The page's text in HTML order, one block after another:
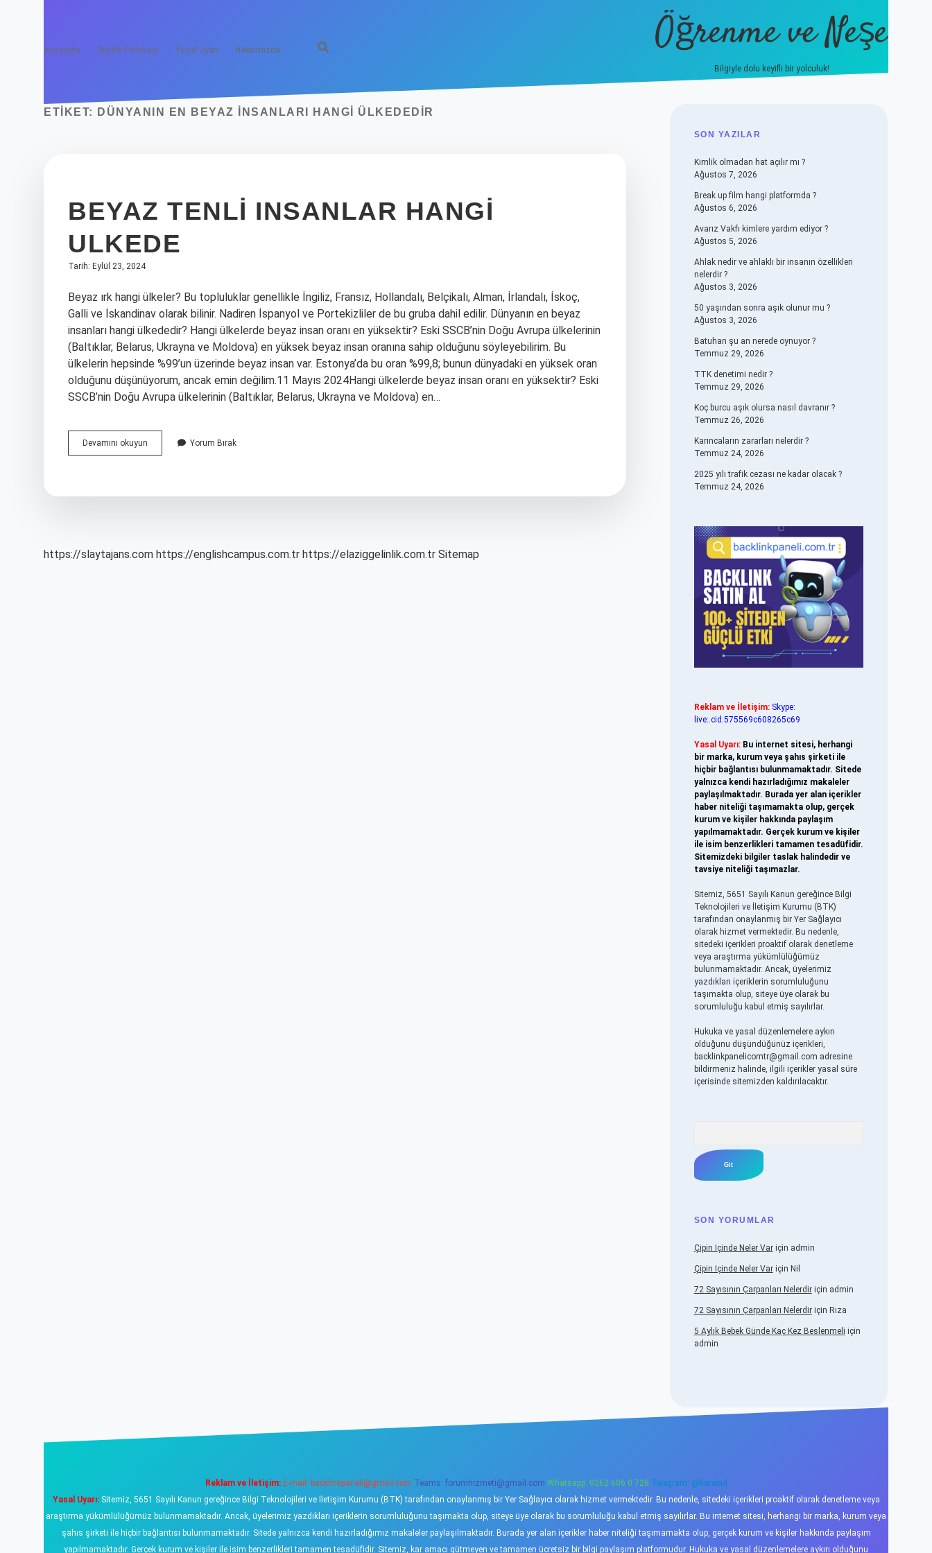
Anasayfa Gizlilik Politikası Yasal Uyarı Hakkımızda Öğrenme ve Neşe
Bilgiyle dolu keyifli bir yolculuk!
ETIKET: DÜNYANIN EN BEYAZ INSANLARI HANGI ÜLKEDEDIR
BEYAZ TENLI INSANLAR HANGI
ULKEDE
Tarih: Eylül 23, 2024
Beyaz ırk hangi ülkeler? Bu topluluklar genellikle İngiliz, Fransız, Hollandalı, Belçikalı, Alman, İrlandalı, İskoç,
Galli ve İskandinav olarak bilinir. Nadiren İspanyol ve Portekizliler de bu gruba dahil edilir. Dünyanın en beyaz
insanları hangi ülkededir? Hangi ülkelerde beyaz insan oranı en yüksektir? Eski SSCB’nin Doğu Avrupa ülkelerinin
(Baltıklar, Belarus, Ukrayna ve Moldova) en yüksek beyaz insan oranına sahip olduğunu söyleyebilirim. Bu
ülkelerin hepsinde %99’un üzerinde beyaz insan var. Estonya’da bu oran %99,8; bunun dünyadaki en yüksek oran
olduğunu düşünüyorum, ancak emin değilim.11 Mayıs 2024Hangi ülkelerde beyaz insan oranı en yüksektir? Eski
SSCB’nin Doğu Avrupa ülkelerinin (Baltıklar, Belarus, Ukrayna ve Moldova) en…
Devamını okuyun
Tenli
Yorum Bırak
https://slaytajans.com https://englishcampus.com.tr https://elaziggelinlik.com.tr Sitemap
SIDEBAR
SON YAZILAR
Kimlik olmadan hat açılır mı ?
Ağustos 7, 2026
Break up film hangi platformda ?
Ağustos 6, 2026
Avarız Vakfı kimlere yardım ediyor ?
Ağustos 5, 2026
Ahlak nedir ve ahlaklı bir insanın özellikleri
nelerdir ?
Ağustos 3, 2026
50 yaşından sonra aşık olunur mu ?
Ağustos 3, 2026
Batuhan şu an nerede oynuyor ?
Temmuz 29, 2026
TTK denetimi nedir ?
Temmuz 29, 2026
Koç burcu aşık olursa nasıl davranır ?
Temmuz 26, 2026
Karıncaların zararları nelerdir ?
Temmuz 24, 2026
2025 yılı trafik cezası ne kadar olacak ?
Temmuz 24, 2026
Reklam ve İletişim: Skype:
live:.cid.575569c608265c69
Yasal Uyarı: Bu internet sitesi, herhangi
bir marka, kurum veya şahıs şirketi ile
hiçbir bağlantısı bulunmamaktadır. Sitede
yalnızca kendi hazırladığımız makaleler
paylaşılmaktadır. Burada yer alan içerikler
haber niteliği taşımamakta olup, gerçek
kurum ve kişiler hakkında paylaşım
yapılmamaktadır. Gerçek kurum ve kişiler
ile isim benzerlikleri tamamen tesadüfidir.
Sitemizdeki bilgiler taslak halindedir ve
tavsiye niteliği taşımazlar.
Sitemiz, 5651 Sayılı Kanun gereğince Bilgi
Teknolojileri ve İletişim Kurumu (BTK)
tarafından onaylanmış bir Yer Sağlayıcı
olarak hizmet vermektedir. Bu nedenle,
sitedeki içerikleri proaktif olarak denetleme
veya araştırma yükümlülüğümüz
bulunmamaktadır. Ancak, üyelerimiz
yazdıkları içeriklerin sorumluluğunu
taşımakta olup, siteye üye olarak bu
sorumluluğu kabul etmiş sayılırlar.
Hukuka ve yasal düzenlemelere aykırı
olduğunu düşündüğünüz içerikleri,
backlinkpanelicomtr@gmail.com adresine
bildirmeniz halinde, ilgili içerikler yasal süre
içerisinde sitemizden kaldırılacaktır.
SON YORUMLAR
Çipin Içinde Neler Variçin admin
Çipin Içinde Neler Variçin Nil
72 Sayısının Çarpanları Nelerdiriçin admin
72 Sayısının Çarpanları Nelerdiriçin Rıza
5 Aylık Bebek Günde Kaç Kez Beslenmeli için
admin
Reklam ve İletişim: E-mail: backlinkpaneli@gmail.com Teams: forumhizmeti@gmail.com Whatsapp: 0262 606 0 726 Telegram: @karabul
Yasal Uyarı:Sitemiz, 5651 Sayılı Kanun gereğince Bilgi Teknolojileri ve İletişim Kurumu (BTK) tarafından onaylanmış bir Yer Sağlayıcı olarak hizmet vermektedir. Bu nedenle, sitedeki içerikleri proaktif olarak denetleme veya
araştırma yükümlülüğümüz bulunmamaktadır. Ancak, üyelerimiz yazdıkları içeriklerin sorumluluğunu taşımakta olup, siteye üye olarak bu sorumluluğu kabul etmiş sayılırlar. Bu internet sitesi, herhangi bir marka, kurum veya
şahıs şirketi ile hiçbir bağlantısı bulunmamaktadır. Sitede yalnızca kendi hazırladığımız makaleler paylaşılmaktadır. Burada yer alan içerikler haber niteliği taşımamakta olup, gerçek kurum ve kişiler hakkında paylaşım
yapılmamaktadır. Gerçek kurum ve kişiler ile isim benzerlikleri tamamen tesadüfidir. Sitemiz, kar amacı gütmeyen ve tamamen ücretsiz bir bilgi paylaşım platformudur. Hukuka ve yasal düzenlemelere aykırı olduğunu